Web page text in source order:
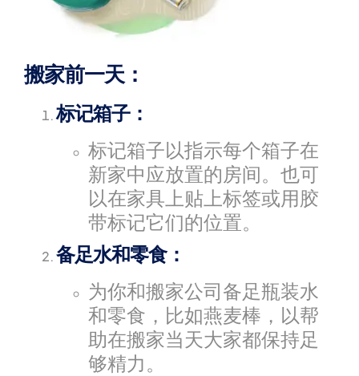
搬家前一天：
标记箱子：
标记箱子以指示每个箱子在
新家中应放置的房间。也可
以在家具上贴上标签或用胶
带标记它们的位置。
备足水和零食：
为你和搬家公司备足瓶装水
和零食，比如燕麦棒，以帮
助在搬家当天大家都保持足
够精力。